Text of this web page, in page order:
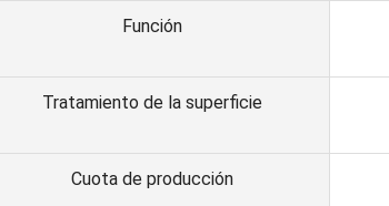
Función
Tratamiento de la superficie
Cuota de producción